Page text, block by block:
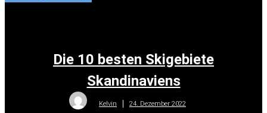
Die 10 besten Skigebiete
Skandinaviens
Kelvin 24. Dezember 2022